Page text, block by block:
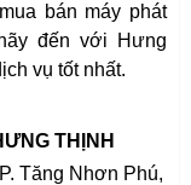
bán máy phát
đến với Hưng
vụ tốt nhất.
THỊNH
Tăng Nhơn Phú,